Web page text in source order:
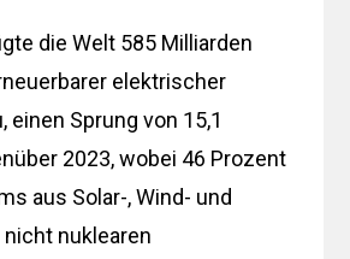
die Welt 585 Milliarden
elektrischer
einen Sprung von 15,1
2023, wobei 46 Prozent
aus Solar-, Wind- und
nuklearen